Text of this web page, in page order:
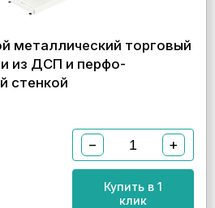
металлический торговый
из ДСП и перфо-
стенкой
− +
Купить в 1
клик